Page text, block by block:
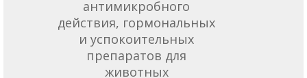
антимикробного
действия, гормональных
и успокоительных
препаратов для
животных